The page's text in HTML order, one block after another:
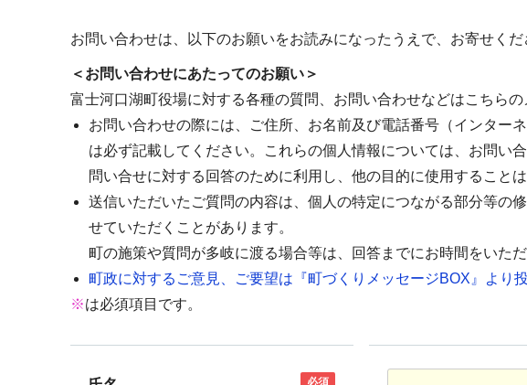
お問い合わせは、以下のお願いをお読みになったうえで、お寄せくだ
＜お問い合わせにあたってのお願い＞
富士河口湖町役場に対する各種の質問、お問い合わせなどはこちら
お問い合わせの際には、ご住所、お名前及び電話番号（インター
は必ず記載してください。これらの個人情報については、お問い
問い合せに対する回答のために利用し、他の目的に使用することは
送信いただいたご質問の内容は、個人の特定につながる部分等の
せていただくことがあります。
町の施策や質問が多岐に渡る場合等は、回答までにお時間をいた
町政に対するご意見、ご要望は『町づくりメッセージBOX』より
※は必須項目です。
必須